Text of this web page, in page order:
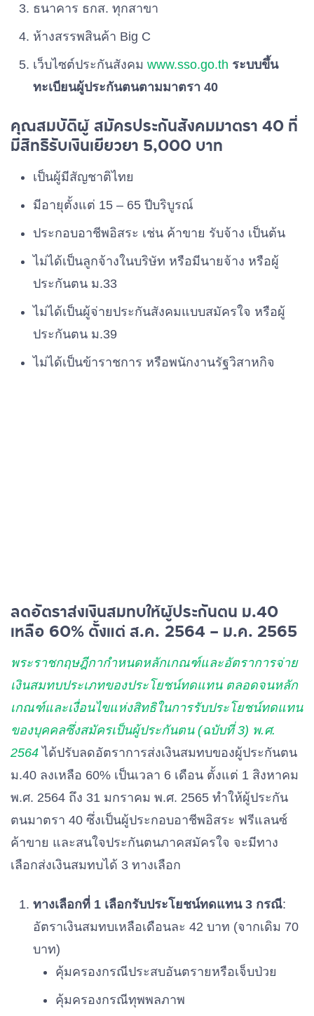
ธนาคาร ธกส. ทุกสาขา
ห้างสรรพสินค้า Big C
เว็บไซต์ประกันสังคม www.sso.go.th ระบบขึ้น
ทะเบียนผู้ประกันตนตามมาตรา 40
คุณสมบัติผู้ สมัครประกันสังคมมาตรา 40 ที่
มีสิทธิรับเงินเยียวยา 5,000 บาท
เป็นผู้มีสัญชาติไทย
มีอายุตั้งแต่ 15 – 65 ปีบริบูรณ์
ประกอบอาชีพอิสระ เช่น ค้าขาย รับจ้าง เป็นต้น
ไม่ได้เป็นลูกจ้างในบริษัท หรือมีนายจ้าง หรือผู้
ประกันตน ม.33
ไม่ได้เป็นผู้จ่ายประกันสังคมแบบสมัครใจ หรือผู้
ประกันตน ม.39
ไม่ได้เป็นข้าราชการ หรือพนักงานรัฐวิสาหกิจ
ลดอัตราส่งเงินสมทบให้ผู้ประกันตน ม.40
เหลือ 60% ตั้งแต่ ส.ค. 2564 – ม.ค. 2565
พระราชกฤษฎีกากำหนดหลักเกณฑ์และอัตราการจ่าย
เงินสมทบประเภทของประโยชน์ทดแทน ตลอดจนหลัก
เกณฑ์และเงื่อนไขแห่งสิทธิในการรับประโยชน์ทดแทน
ของบุคคลซึ่งสมัครเป็นผู้ประกันตน (ฉบับที่ 3) พ.ศ.
2564 ได้ปรับลดอัตราการส่งเงินสมทบของผู้ประกันตน
ม.40 ลงเหลือ 60% เป็นเวลา 6 เดือน ตั้งแต่ 1 สิงหาคม
พ.ศ. 2564 ถึง 31 มกราคม พ.ศ. 2565 ทำให้ผู้ประกัน
ตนมาตรา 40 ซึ่งเป็นผู้ประกอบอาชีพอิสระ ฟรีแลนซ์
ค้าขาย และสนใจประกันตนภาคสมัครใจ จะมีทาง
เลือกส่งเงินสมทบได้ 3 ทางเลือก
ทางเลือกที่ 1 เลือกรับประโยชน์ทดแทน 3 กรณี:
อัตราเงินสมทบเหลือเดือนละ 42 บาท (จากเดิม 70
บาท)
คุ้มครองกรณีประสบอันตรายหรือเจ็บป่วย
คุ้มครองกรณีทุพพลภาพ